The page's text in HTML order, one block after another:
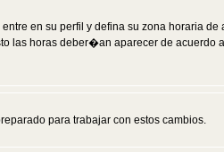
en su perfil y defina su zona horaria
las horas deber�an aparecer de acuerdo
para trabajar con estos cambios.